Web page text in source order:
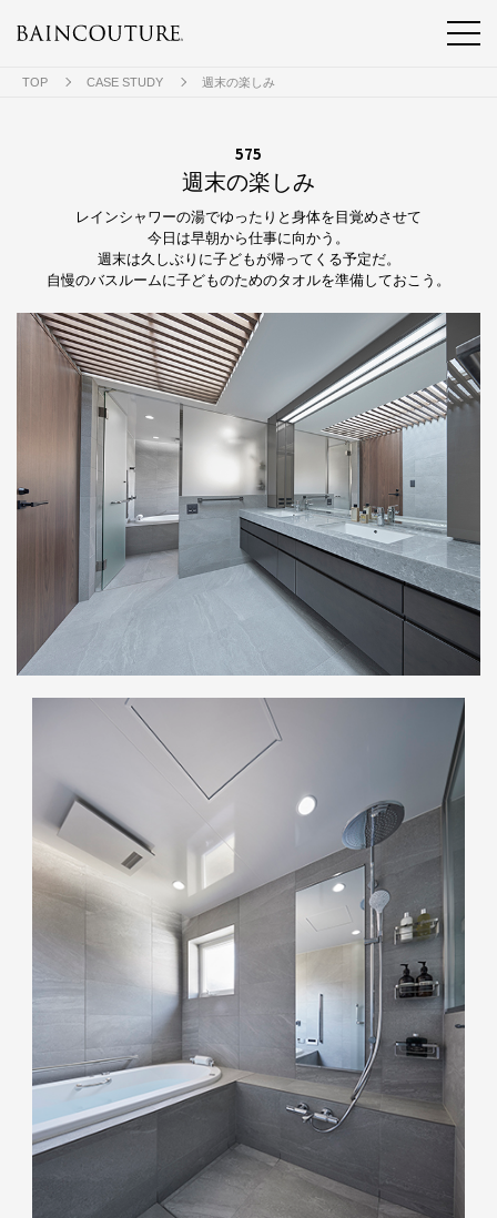
TOP CASE STUDY 週末の楽しみ
575
週末の楽しみ
レインシャワーの湯でゆったりと身体を目覚めさせて
今日は早朝から仕事に向かう。
週末は久しぶりに子どもが帰ってくる予定だ。
自慢のバスルームに子どものためのタオルを準備しておこう。